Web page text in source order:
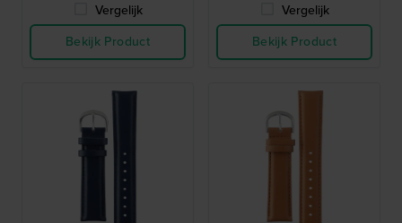
Vergelijk
Bekijk Product
Vergelijk
Bekijk Product